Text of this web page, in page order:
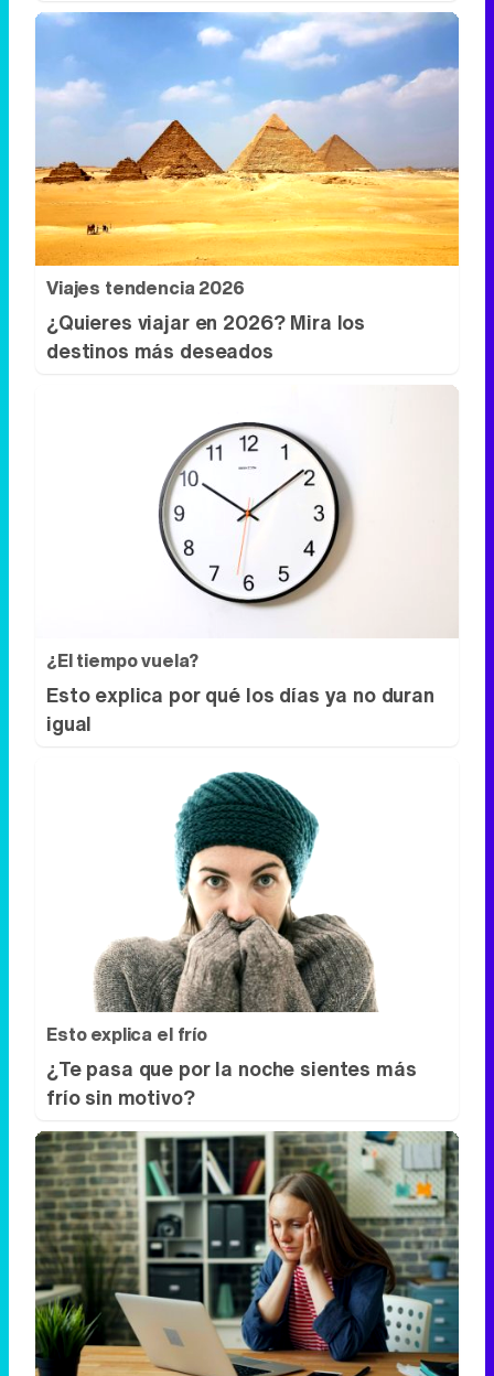
Viajes tendencia 2026
¿Quieres viajar en 2026? Mira los
destinos más deseados
¿El tiempo vuela?
Esto explica por qué los días ya no duran
igual
Esto explica el frío
¿Te pasa que por la noche sientes más
frío sin motivo?